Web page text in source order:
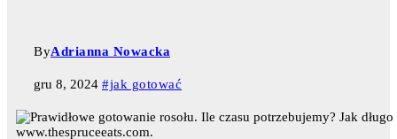
ByAdrianna Nowacka
gru 8, 2024 #jak gotować